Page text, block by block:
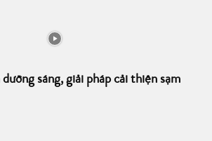
sáng, giải pháp cải thiện sạm